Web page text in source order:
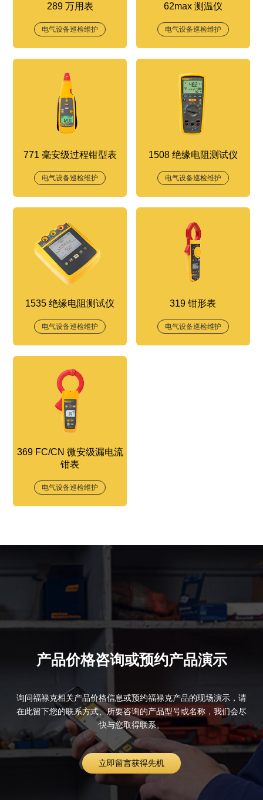
289 万用表
电气设备巡检维护
62max 测温仪
电气设备巡检维护
771 毫安级过程钳型表
电气设备巡检维护
1508 绝缘电阻测试仪
电气设备巡检维护
1535 绝缘电阻测试仪
电气设备巡检维护
319 钳形表
电气设备巡检维护
369 FC/CN 微安级漏电流
钳表
电气设备巡检维护
产品价格咨询或预约产品演示
询问福禄克相关产品价格信息或预约福禄克产品的现场演示，请
在此留下您的联系方式、所要咨询的产品型号或名称，我们会尽
快与您取得联系。
立即留言获得先机